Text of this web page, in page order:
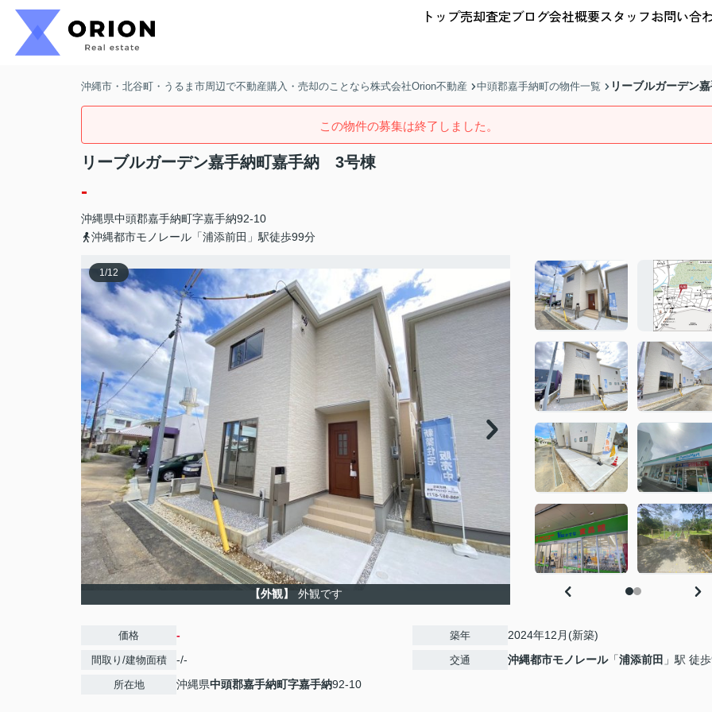
トップ売却査定ブログ会社概要スタッフお問い合
沖縄市・北谷町・うるま市周辺で不動産購入・売却のことなら株式会社Orion不動産 中頭郡嘉手納町の物件一覧 リーブルガーデン
この物件の募集は終了しました。
リーブルガーデン嘉手納町嘉手納 3号棟
-
沖縄県中頭郡嘉手納町字嘉手納92-10
沖縄都市モノレール「浦添前田」駅徒歩99分
1 /12
【外観】 外観です
価格 -
間取り/建物面積 -/-
所在地 沖縄県中頭郡嘉手納町字嘉手納92-10
築年 2024年12月(新築)
交通 沖縄都市モノレール「浦添前田 」駅 徒